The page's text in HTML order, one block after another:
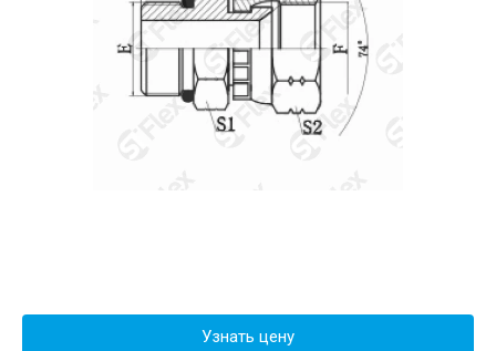
Узнать цену